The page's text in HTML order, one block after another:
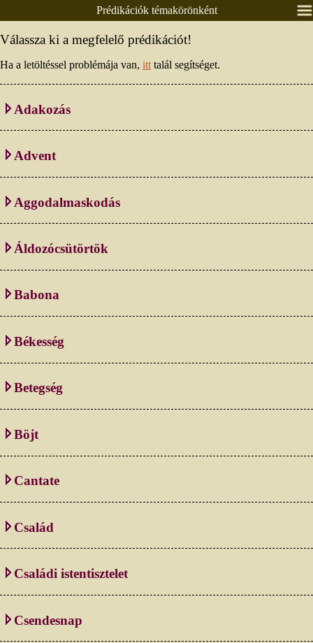
Nyitólap
Pályázatok
Időrendben
Prédikációk témakörönként
Válassza ki a megfelelő prédikációt!
Ha a letöltéssel problémája van, itt talál segítséget.
Adakozás
Advent
Aggodalmaskodás
Áldozócsütörtök
Babona
Békesség
Betegség
Böjt
Cantate
Család
Családi istentisztelet
Csendesnap